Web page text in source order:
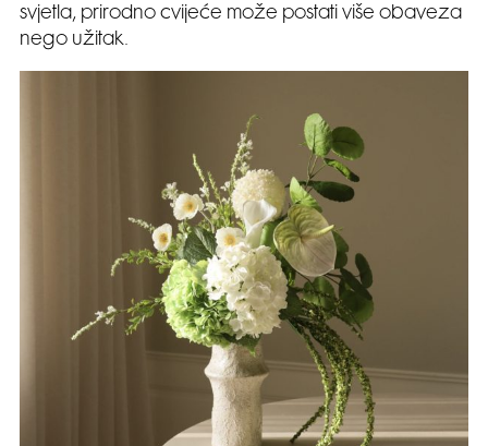
svjetla, prirodno cvijeće može postati više obaveza
nego užitak.